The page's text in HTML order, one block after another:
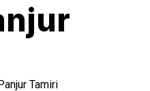
Tamiri